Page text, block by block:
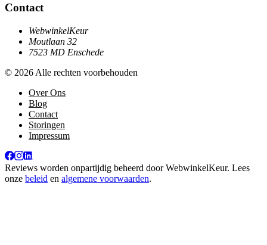
Contact
WebwinkelKeur
Moutlaan 32
7523 MD Enschede
© 2026 Alle rechten voorbehouden
Over Ons
Blog
Contact
Storingen
Impressum
Reviews worden onpartijdig beheerd doorWebwinkelKeur. Lees
onze beleid en algemene voorwaarden.